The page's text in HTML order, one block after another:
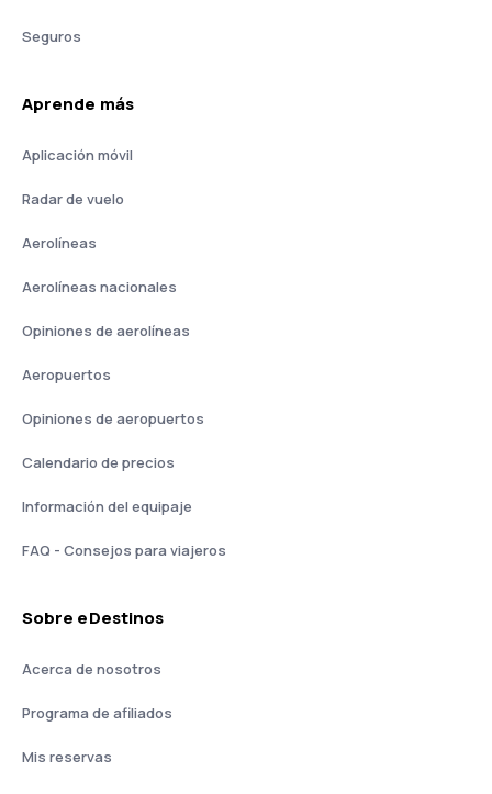
Seguros
Aprende más
Aplicación móvil
Radar de vuelo
Aerolíneas
Aerolíneas nacionales
Opiniones de aerolíneas
Aeropuertos
Opiniones de aeropuertos
Calendario de precios
Información del equipaje
FAQ - Consejos para viajeros
Sobre eDestinos
Acerca de nosotros
Programa de afiliados
Mis reservas